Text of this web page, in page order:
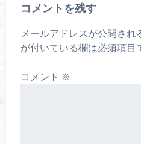
コメントを残す
メールアドレスが公開され
が付いている欄は必須項目
コメント ※